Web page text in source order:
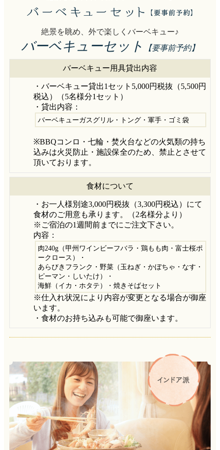
絶景を眺め、外で楽しくバーベキュー♪
バーベキューセット 【要事前予約】
バーベキュー用具貸出内容
・バーベキュー貸出1セット5,000円税抜（5,500円
税込）（5名様分1セット）
・貸出内容：
バーベキューガスグリル・トング・軍手・ゴミ袋
※BBQコンロ・七輪・焚火台などの火気類の持ち
込みは火災防止・施設保全のため、禁止とさせて
頂いております。
食材について
・お一人様別途3,000円税抜（3,300円税込）にて
食材のご用意も承ります。（2名様分より）
※ご宿泊の1週間前までにご注文下さい。
内容：
肉240g（甲州ワインビーフバラ・鶏もも肉・富士桜ポ
ークロース）・
あらびきフランク・野菜（玉ねぎ・かぼちゃ・なす・
ピーマン・しいたけ）・
海鮮（イカ・ホタテ）・焼きそばセット
※仕入れ状況により内容が変更となる場合が御座
います。
・食材のお持ち込みも可能で御座います。